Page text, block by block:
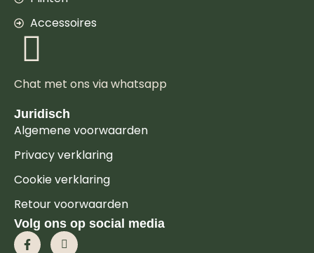
Accessoires
Chat met ons via whatsapp
Juridisch
Algemene voorwaarden
Privacy verklaring
Cookie verklaring
Retour voorwaarden
Volg ons op social media